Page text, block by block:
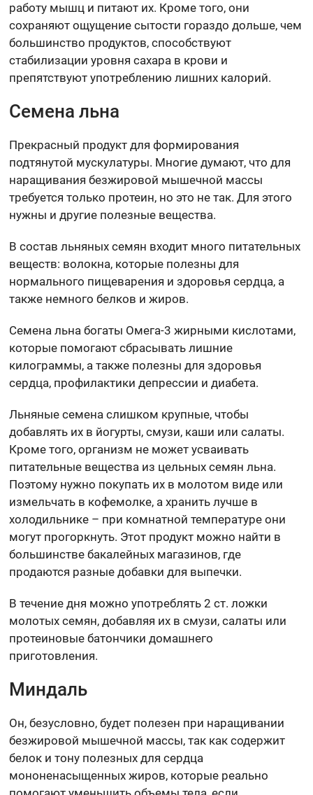
работу мышц и питают их. Кроме того, они
сохраняют ощущение сытости гораздо дольше, чем
большинство продуктов, способствуют
стабилизации уровня сахара в крови и
препятствуют употреблению лишних калорий.
Семена льна
Прекрасный продукт для формирования
подтянутой мускулатуры. Многие думают, что для
наращивания безжировой мышечной массы
требуется только протеин, но это не так. Для этого
нужны и другие полезные вещества.
В состав льняных семян входит много питательных
веществ: волокна, которые полезны для
нормального пищеварения и здоровья сердца, а
также немного белков и жиров.
Семена льна богаты Омега-3 жирными кислотами,
которые помогают сбрасывать лишние
килограммы, а также полезны для здоровья
сердца, профилактики депрессии и диабета.
Льняные семена слишком крупные, чтобы
добавлять их в йогурты, смузи, каши или салаты.
Кроме того, организм не может усваивать
питательные вещества из цельных семян льна.
Поэтому нужно покупать их в молотом виде или
измельчать в кофемолке, а хранить лучше в
холодильнике – при комнатной температуре они
могут прогоркнуть. Этот продукт можно найти в
большинстве бакалейных магазинов, где
продаются разные добавки для выпечки.
В течение дня можно употреблять 2 ст. ложки
молотых семян, добавляя их в смузи, салаты или
протеиновые батончики домашнего
приготовления.
Миндаль
Он, безусловно, будет полезен при наращивании
безжировой мышечной массы, так как содержит
белок и тону полезных для сердца
мононенасыщенных жиров, которые реально